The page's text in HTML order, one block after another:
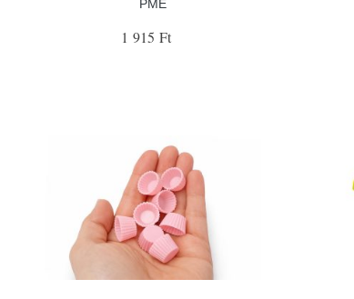
PME
1 915 Ft